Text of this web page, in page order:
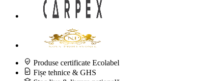
Produse certificate Ecolabel
Fișe tehnice & GHS